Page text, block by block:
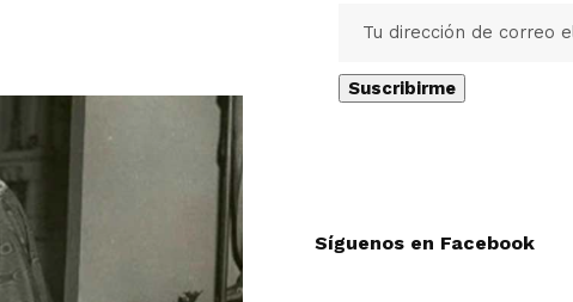
Síguenos en Facebook